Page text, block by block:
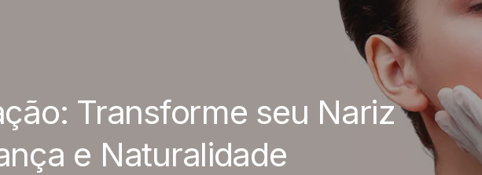
Transforme seu Nariz
e Naturalidade